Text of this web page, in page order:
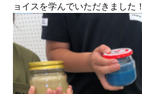
ョイスを学んでいただきました！